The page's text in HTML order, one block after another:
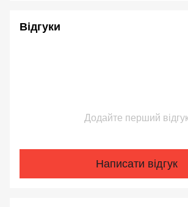
Відгуки
Додайте перший
Написати відгук